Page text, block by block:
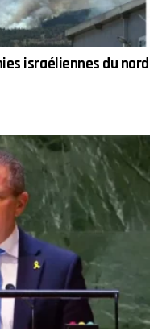
israéliennes du nord